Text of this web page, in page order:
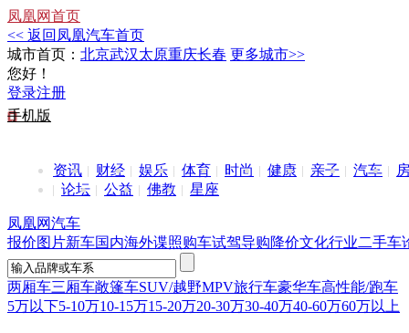
凤凰网首页
<< 返回凤凰汽车首页
城市首页： 北京武汉太原重庆长春 更多城市>>
您好！
登录注册
手机版
资讯 财经 娱乐 体育 时尚 健康 亲子 汽车
论坛
公益 佛教 星座
凤凰网汽车
报价图片新车国内海外谍照购车试驾导购降价文化行业二手车
两厢车三厢车敞篷车SUV/越野MPV旅行车豪华车高性能/跑车
5万以下5-10万10-15万15-20万20-30万30-40万40-60万60万以上